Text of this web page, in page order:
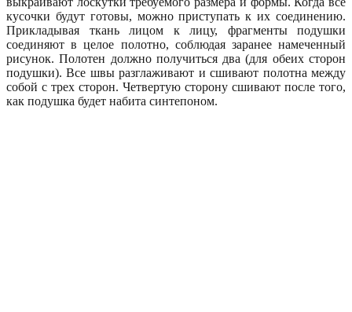
кусочки будут готовы, можно приступать к их соединению.
Прикладывая ткань лицом к лицу, фрагменты подушки
соединяют в целое полотно, соблюдая заранее намеченный
рисунок. Полотен должно получиться два (для обеих сторон
подушки). Все швы разглаживают и сшивают полотна между
собой с трех сторон. Четвертую сторону сшивают после того,
как подушка будет набита синтепоном.